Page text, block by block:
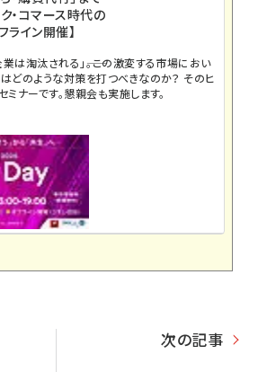
・コマース時代の
ライン開催】
は淘汰される」――。この激変する市場におい
はどのような対策を打つべきなのか？ そのヒ
ナーです。懇親会も実施します。
次の記事